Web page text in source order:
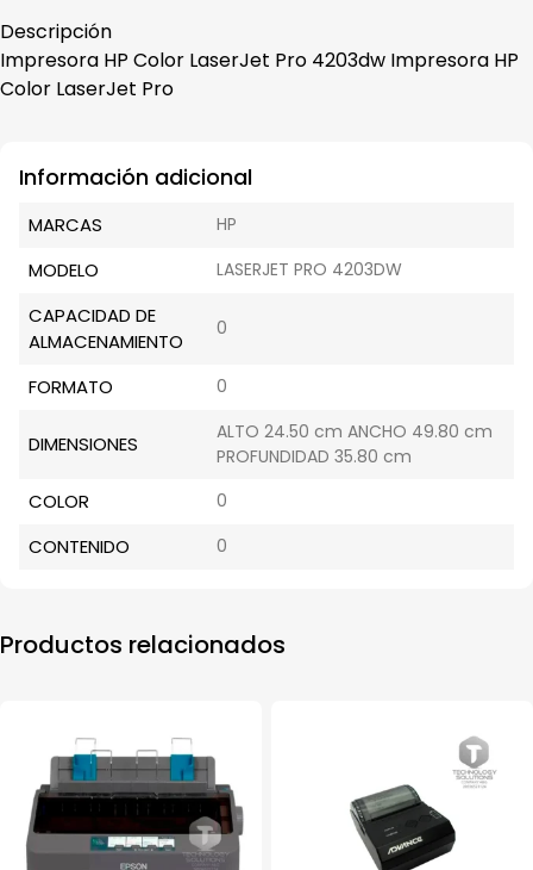
Descripción
Impresora HP Color LaserJet Pro 4203dw Impresora HP
Color LaserJet Pro
Información adicional
MARCAS HP
MODELO LASERJET PRO 4203DW
CAPACIDAD DE
ALMACENAMIENTO
0
FORMATO 0
DIMENSIONES
ALTO 24.50 cm ANCHO 49.80 cm
PROFUNDIDAD 35.80 cm
COLOR 0
CONTENIDO 0
Productos relacionados